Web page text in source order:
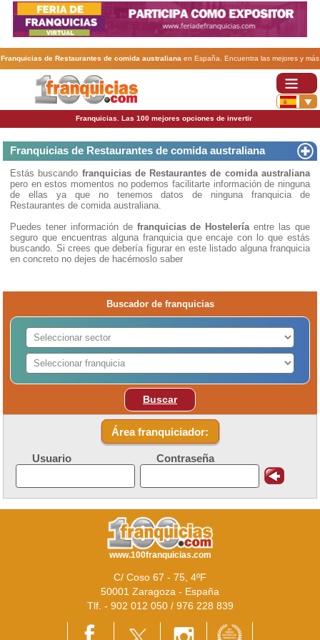
Franquicias de Restaurantes de comida australiana en España. Encuentra las mejores y más
rentablesfranquicias de Restaurantes de comida australiana . Abre tu negocio a través de
una franquicia barata, rentable y segura.
Franquicias. Las 100 mejores opciones de invertir
Franquicias de Restaurantes de comida australiana
Estás buscando franquicias de Restaurantes de comida australiana
pero en estos momentos no podemos facilitarte información de ninguna
de ellas ya que no tenemos datos de ninguna franquicia de
Restaurantes de comida australiana.
Puedes tener información de franquicias de Hosteleríaentre las que
seguro que encuentras alguna franquicia que encaje con lo que estás
buscando. Si crees que debería figurar en este listado alguna franquicia
en concreto no dejes de hacérnoslo saber
Buscador de franquicias
Buscar
Área franquiciador:
Usuario Contraseña
www.100franquicias.com
C/ Coso 67 - 75, 4ºF
50001 Zaragoza - España
Tlf. - 902 012 050 / 976 228 839